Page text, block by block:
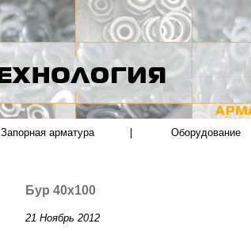
Запорная арматура Оборудование
Бур 40х100
21 Ноябрь 2012